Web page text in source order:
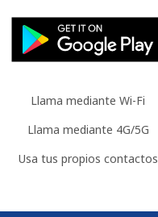
Llama mediante Wi-Fi
Llama mediante 4G/5G
Usa tus propios contactos